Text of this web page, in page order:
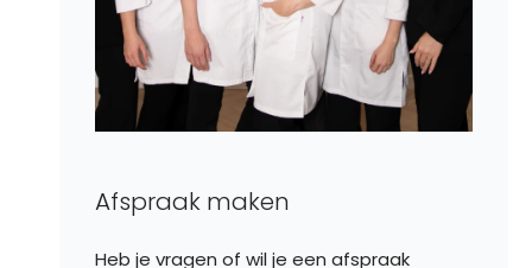
Afspraak maken
Heb je vragen of wil je een afspraak